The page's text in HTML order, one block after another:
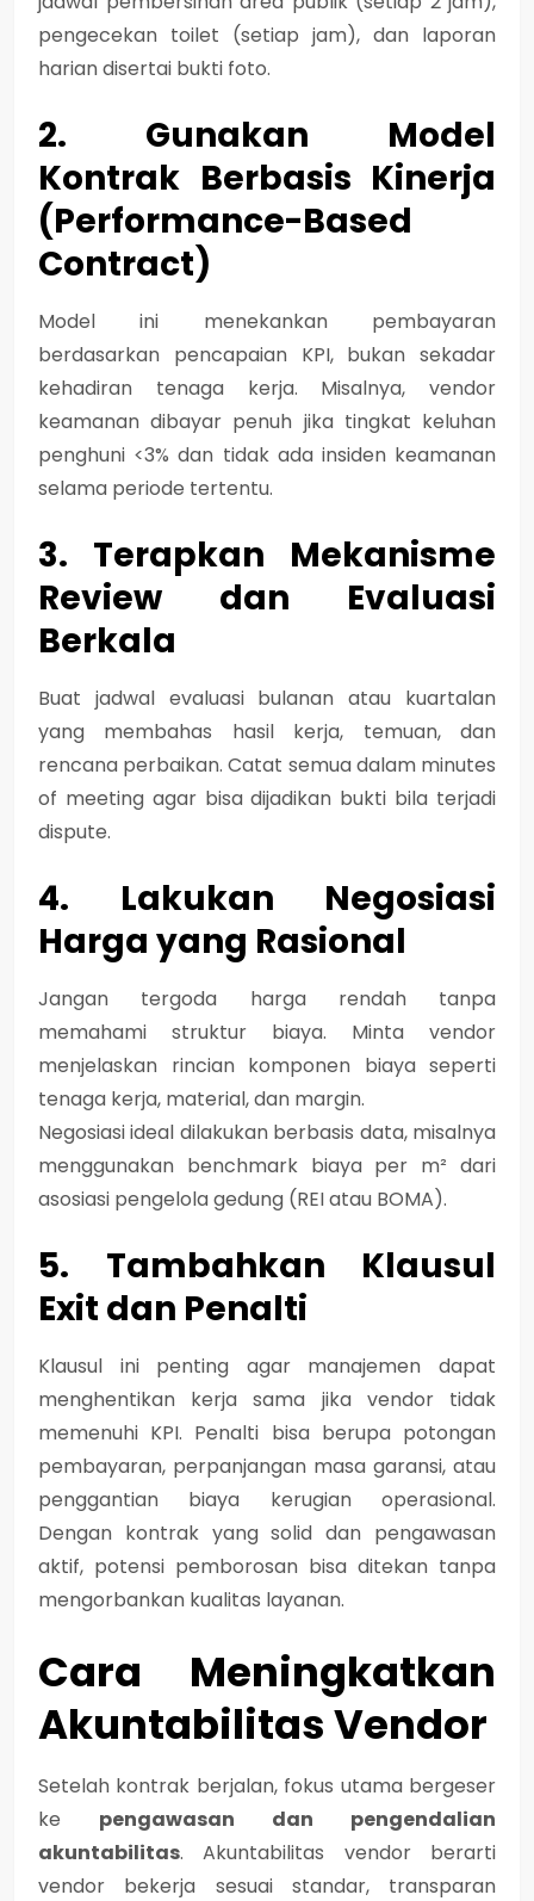
pengecekan toilet (setiap jam), dan laporan
harian disertai bukti foto.
2. Gunakan Model
Kontrak Berbasis Kinerja
(Performance-Based
Contract)
Model ini menekankan pembayaran
berdasarkan pencapaian KPI, bukan sekadar
kehadiran tenaga kerja. Misalnya, vendor
keamanan dibayar penuh jika tingkat keluhan
penghuni <3% dan tidak ada insiden keamanan
selama periode tertentu.
3. Terapkan Mekanisme
Review dan Evaluasi
Berkala
Buat jadwal evaluasi bulanan atau kuartalan
yang membahas hasil kerja, temuan, dan
rencana perbaikan. Catat semua dalam minutes
of meeting agar bisa dijadikan bukti bila terjadi
dispute.
4. Lakukan Negosiasi
Harga yang Rasional
Jangan tergoda harga rendah tanpa
memahami struktur biaya. Minta vendor
menjelaskan rincian komponen biaya seperti
tenaga kerja, material, dan margin.
Negosiasi ideal dilakukan berbasis data, misalnya
menggunakan benchmark biaya per m² dari
asosiasi pengelola gedung (REI atau BOMA).
5. Tambahkan Klausul
Exit dan Penalti
Klausul ini penting agar manajemen dapat
menghentikan kerja sama jika vendor tidak
memenuhi KPI. Penalti bisa berupa potongan
pembayaran, perpanjangan masa garansi, atau
penggantian biaya kerugian operasional.
Dengan kontrak yang solid dan pengawasan
aktif, potensi pemborosan bisa ditekan tanpa
mengorbankan kualitas layanan.
Cara Meningkatkan
Akuntabilitas Vendor
Setelah kontrak berjalan, fokus utama bergeser
ke pengawasan dan pengendalian
akuntabilitas. Akuntabilitas vendor berarti
vendor bekerja sesuai standar, transparan